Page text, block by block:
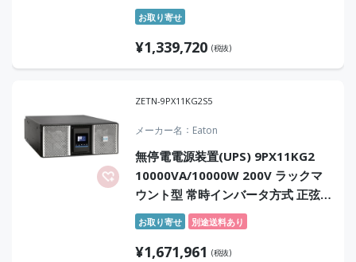
正弦波 スポットセンドバックサービ
ス
お取り寄せ
¥1,339,720 (税抜)
ZETN-9PX11KG2S5
メーカー名 Eaton
無停電電源装置(UPS) 9PX11KG2
10000VA/10000W 200V ラックマ
ウント型 常時インバータ方式 正弦波
センドバック5年保証付
お取り寄せ 別途送料あり
¥1,671,961 (税抜)